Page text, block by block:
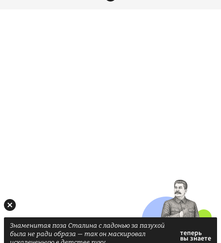
Знаменитая поза Сталина с ладонью за пазухой
была не ради образа — так он маскировал